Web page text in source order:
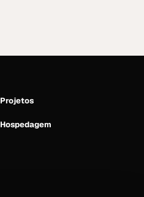
Projetos
Hospedagem